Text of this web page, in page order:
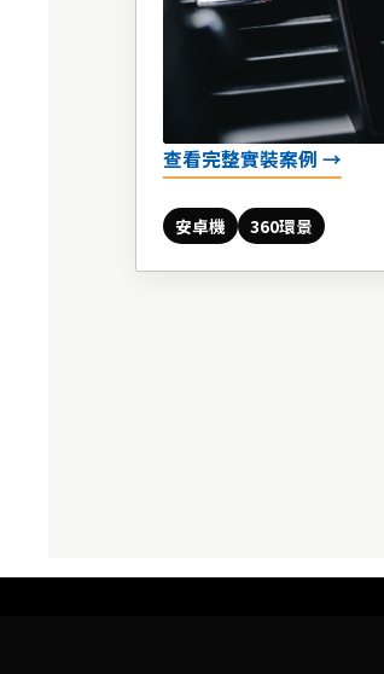
查看完整實裝案例 →
安卓機 360環景